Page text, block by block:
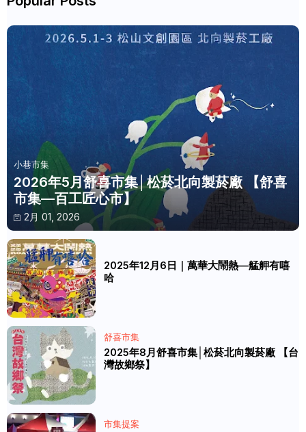
小巷市集
2026年5月舒喜市集│松菸北向製菸廠 【舒喜
市集—百工匠心市】
2月 01, 2026
2025年12月6日｜萬華大鬧熱—艋舺有嘻
哈
舒喜市集
2025年8月舒喜市集│松菸北向製菸廠 【台
灣故鄉祭】
市集提案